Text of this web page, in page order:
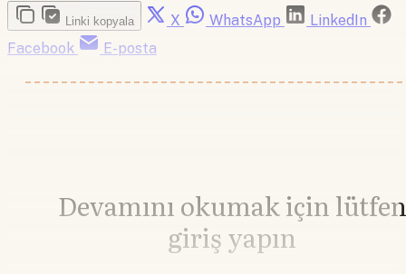
Linki kopyala X WhatsApp
LinkedIn
Facebook
E-posta
Devamını okumak için lütfen
giriş yapın